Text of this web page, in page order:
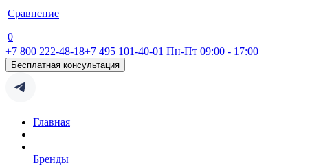
Сравнение
0
+7 800 222-48-18+7 495 101-40-01 Пн-Пт 09:00 - 17:00
Бесплатная консультация
Главная
Бренды